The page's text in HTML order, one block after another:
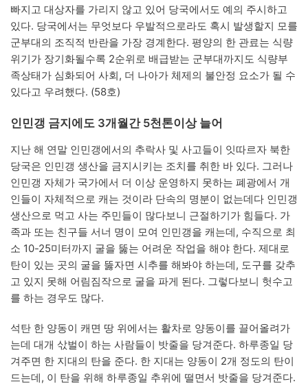
빠지고 대상자를 가리지 않고 있어 당국에서도 예의 주시하고
있다. 당국에서는 무엇보다 우발적으로라도 혹시 발생할지 모를
군부대의 조직적 반란을 가장 경계한다. 평양의 한 관료는 식량
위기가 장기화될수록 2순위로 배급받는 군부대까지도 식량부
족상태가 심화되어 사회, 더 나아가 체제의 불안정 요소가 될 수
있다고 우려했다. (58호)
인민갱 금지에도 3개월간 5천톤이상 늘어
지난 해 연말 인민갱에서의 추락사 및 사고들이 잇따르자 북한
당국은 인민갱 생산을 금지시키는 조치를 취한 바 있다. 그러나
인민갱 자체가 국가에서 더 이상 운영하지 못하는 폐광에서 개
인들이 자체적으로 캐는 것이라 단속의 명분이 없는데다 인민갱
생산으로 먹고 사는 주민들이 많다보니 근절하기가 힘들다. 가
족과 또는 친구들 서너 명이 모여 인민갱을 캐는데, 수직으로 최
소 10-25미터까지 굴을 뚫는 어려운 작업을 해야 한다. 제대로
탄이 있는 곳의 굴을 뚫자면 시추를 해봐야 하는데, 도구를 갖추
고 있지 못해 어림짐작으로 굴을 파게 된다. 그렇다보니 헛수고
를 하는 경우도 많다.
석탄 한 양동이 캐면 땅 위에서는 활차로 양동이를 끌어올려가
는데 대개 삯벌이 하는 사람들이 밧줄을 당겨준다. 하루종일 당
겨주면 한 지대의 탄을 준다. 한 지대는 양동이 2개 정도의 탄이
드는데, 이 탄을 위해 하루종일 추위에 떨면서 밧줄을 당겨준다.